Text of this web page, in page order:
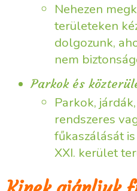
Nehezen
területeken
dolgozunk,
nem
Parkok és
Parkok,
rendszeres
fűkaszálását
XXI. kerület